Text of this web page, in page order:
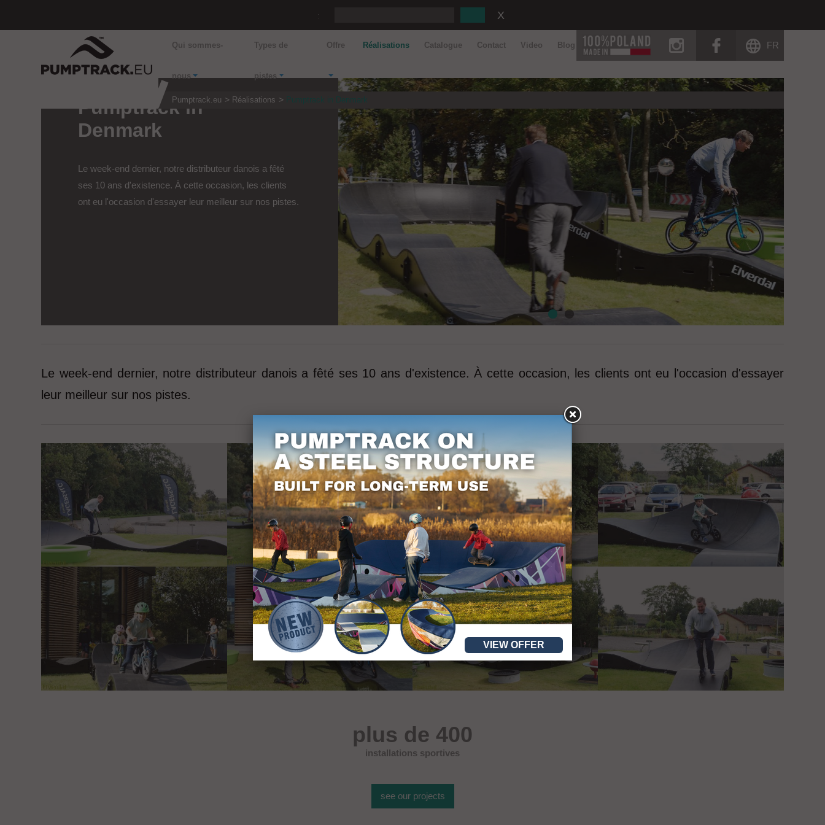
Qui sommes-
nous
Types de
pistes
Offre Réalisations Catalogue Contact Video Blog
instagram
FR
Pumptrack.eu Réalisations Pumptrack in Denmark
Pumptrack in
Denmark
Le week-end dernier, notre distributeur danois a fêté
ses 10 ans d'existence. À cette occasion, les clients
ont eu l'occasion d'essayer leur meilleur sur nos pistes.
Le week-end dernier, notre distributeur danois a fêté ses 10 ans d'existence. À cette occasion, les clients ont eu l'occasion d'essayer
leur meilleur sur nos pistes.
plus de 400
installations sportives
see our projects
VIEW OFFER